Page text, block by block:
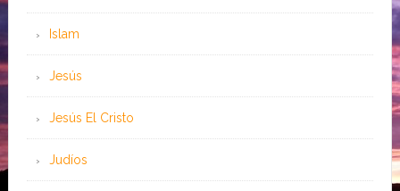
Islam
Jesús
Jesús El Cristo
Judíos